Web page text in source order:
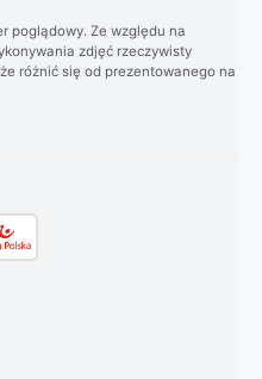
poglądowy. Ze względu na
zdjęć rzeczywisty
różnić się od prezentowanego na